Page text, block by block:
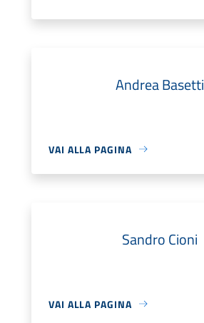
Andrea Basetti
VAI ALLA PAGINA
Sandro Cioni
VAI ALLA PAGINA